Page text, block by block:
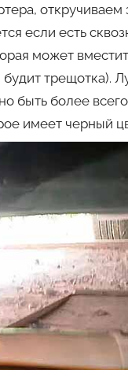
если есть
может
трещотка).
быть более
имеет черный